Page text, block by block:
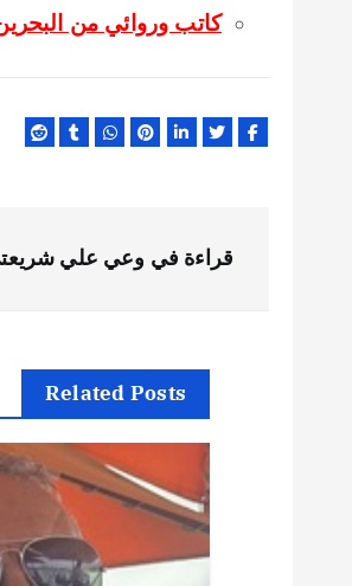
كاتب وروائي من
قراءة في وعي علي شريعتي “5
Related Posts